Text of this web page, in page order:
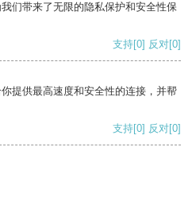
们带来了无限的隐私保护和安全性保
支持[0] 反对[0]
提供最高速度和安全性的连接，并帮
支持[0] 反对[0]